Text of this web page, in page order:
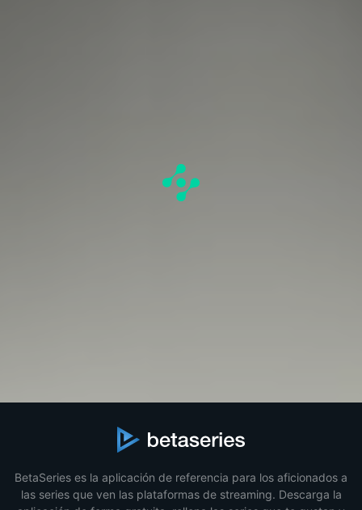
BetaSeries es la aplicación de referencia para los aficionados a
las series que ven las plataformas de streaming. Descarga la